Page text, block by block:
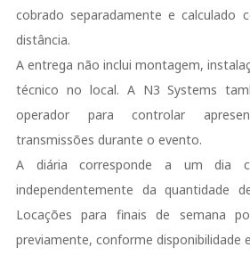
cobrado separadamente e calculado
distância.
A entrega não inclui montagem,
técnico no local. A N3 Systems
operador para controlar
transmissões durante o evento.
A diária corresponde a um dia
independentemente da quantidade
Locações para finais de semana
previamente, conforme disponibilidade